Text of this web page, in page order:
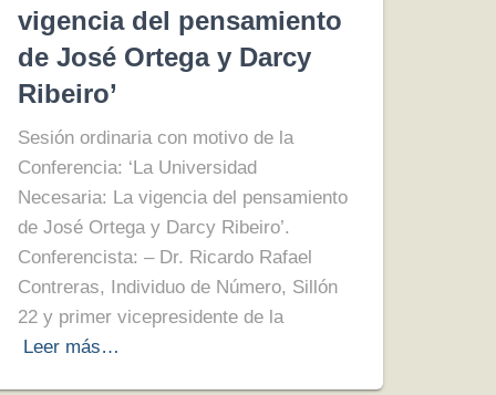
vigencia del pensamiento
de José Ortega y Darcy
Ribeiro’
Sesión ordinaria con motivo de la
Conferencia: ‘La Universidad
Necesaria: La vigencia del pensamiento
de José Ortega y Darcy Ribeiro’.
Conferencista: – Dr. Ricardo Rafael
Contreras, Individuo de Número, Sillón
22 y primer vicepresidente de la
Leer más…